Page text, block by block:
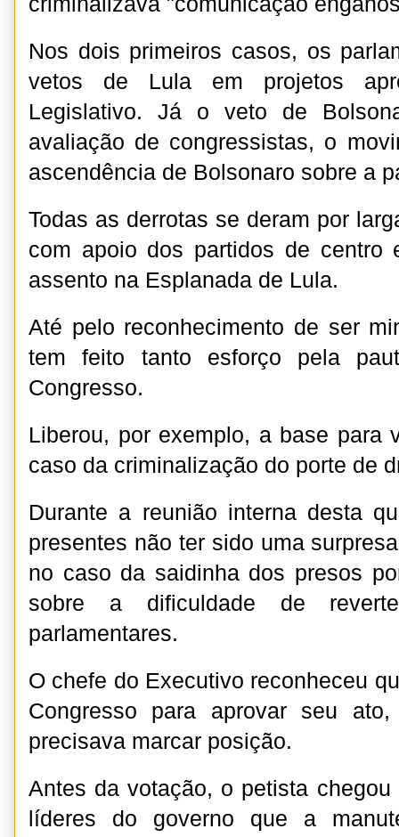
Nos dois primeiros casos, os
vetos de Lula em projetos
Legislativo. Já o veto de
avaliação de congressistas, o
ascendência de Bolsonaro sobre a
Todas as derrotas se deram por
com apoio dos partidos de centro
assento na Esplanada de Lula.
Até pelo reconhecimento de ser
tem feito tanto esforço pela
Congresso.
Liberou, por exemplo, a base para
caso da criminalização do porte de
Durante a reunião interna desta
presentes não ter sido uma
no caso da saidinha dos presos
sobre a dificuldade de
parlamentares.
O chefe do Executivo reconheceu
Congresso para aprovar seu
precisava marcar posição.
Antes da votação, o petista
líderes do governo que a